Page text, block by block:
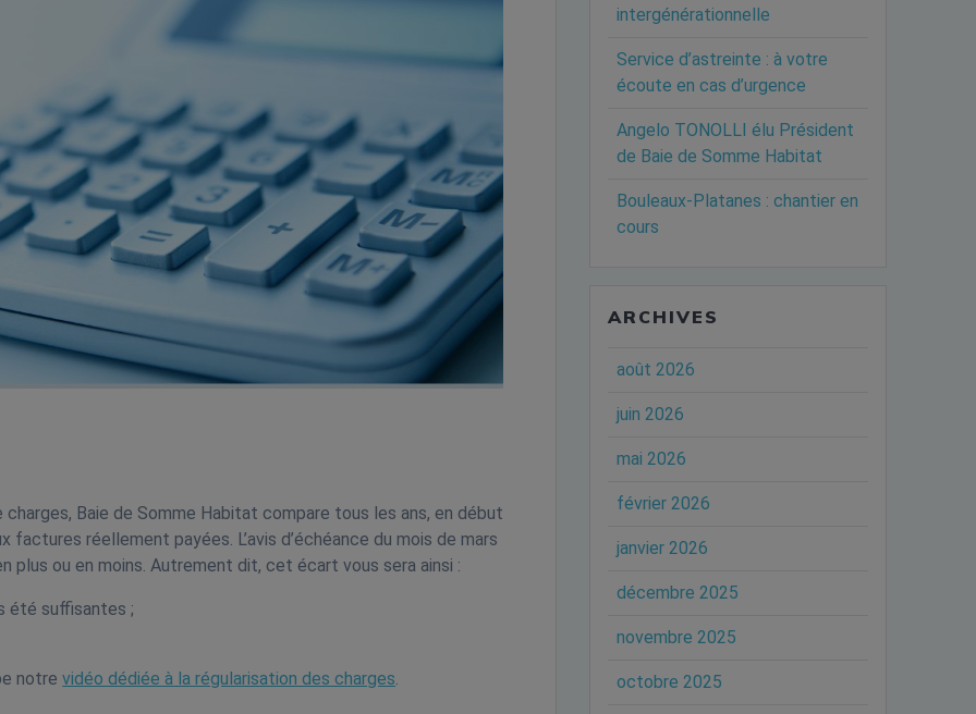
Baie de Somme Habitat compare tous les ans, en début
factures réellement payées. L’avis d’échéance du mois de mars
ou en moins. Autrement dit, cet écart vous sera ainsi :
été suffisantes ;
notrevidéo dédiée à la régularisation des charges.
intergénérationnelle
Service d’astreinte : à votre
écoute en cas d’urgence
Angelo TONOLLI élu Président
de Baie de Somme Habitat
Bouleaux-Platanes : chantier en
cours
ARCHIVES
août 2026
juin 2026
mai 2026
février 2026
janvier 2026
décembre 2025
novembre 2025
octobre 2025